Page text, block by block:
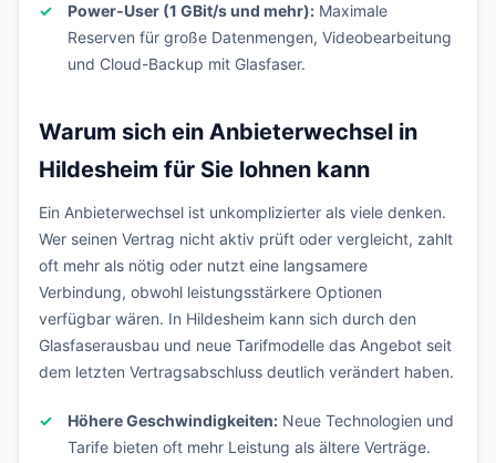
Power-User (1 GBit/s und mehr): Maximale
Reserven für große Datenmengen, Videobearbeitung
und Cloud-Backup mit Glasfaser.
Warum sich ein Anbieterwechsel in
Hildesheim für Sie lohnen kann
Ein Anbieterwechsel ist unkomplizierter als viele denken.
Wer seinen Vertrag nicht aktiv prüft oder vergleicht, zahlt
oft mehr als nötig oder nutzt eine langsamere
Verbindung, obwohl leistungsstärkere Optionen
verfügbar wären. In Hildesheim kann sich durch den
Glasfaserausbau und neue Tarifmodelle das Angebot seit
dem letzten Vertragsabschluss deutlich verändert haben.
Höhere Geschwindigkeiten: Neue Technologien und
Tarife bieten oft mehr Leistung als ältere Verträge.